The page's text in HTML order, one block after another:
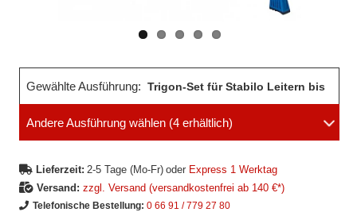
Gewählte Ausführung: Trigon-Set für Stabilo Leitern bis
18 Sprossen
Andere Ausführung wählen (4 erhältlich)
Lieferzeit: 2-5 Tage (Mo-Fr) oder Express 1 Werktag
Versand: zzgl. Versand (versandkostenfrei ab 140 €*)
Telefonische Bestellung: 0 66 91 / 779 27 80